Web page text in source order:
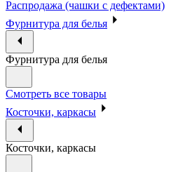
Распродажа (чашки с дефектами)
Фурнитура для белья
Фурнитура для белья
Смотреть все товары
Косточки, каркасы
Косточки, каркасы